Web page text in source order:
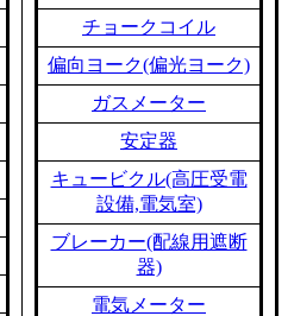
チョークコイル
偏向ヨーク(偏光ヨーク)
ガスメーター
安定器
キュービクル(高圧受電
設備,電気室)
ブレーカー(配線用遮断
器)
電気メーター